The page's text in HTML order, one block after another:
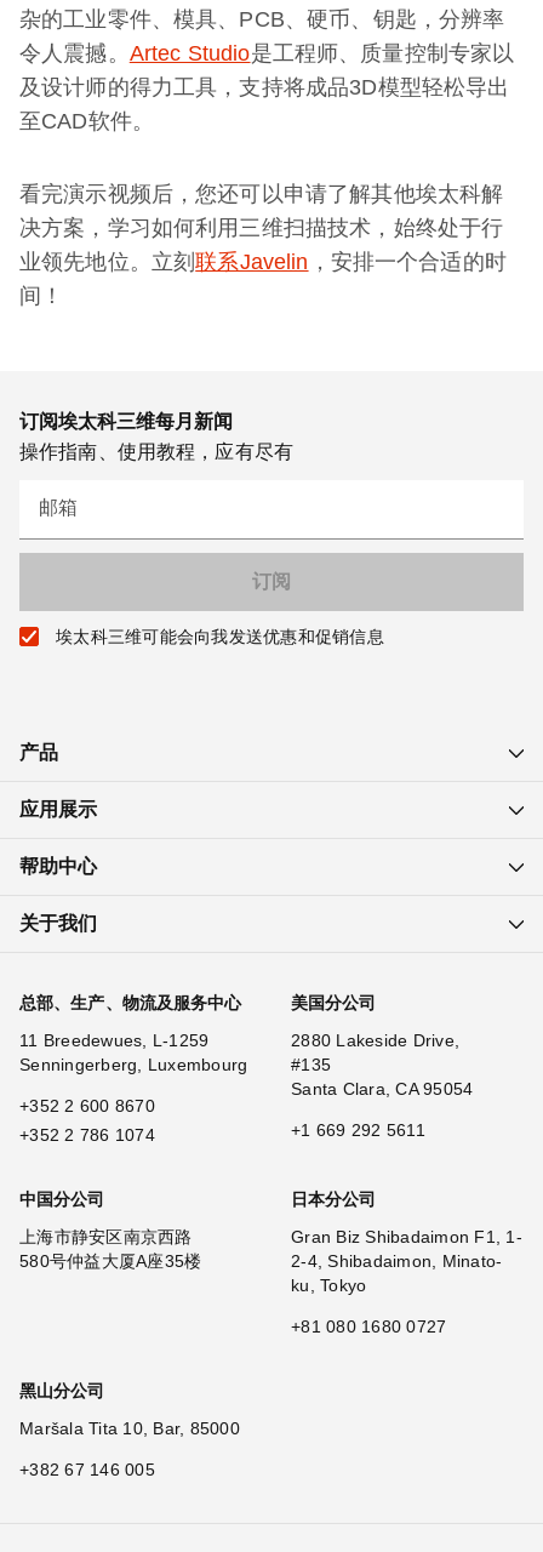
杂的工业零件、模具、PCB、硬币、钥匙，分辨率
令人震撼。 Artec Studio是工程师、质量控制专家以
及设计师的得力工具，支持将成品3D模型轻松导出
至CAD软件。
看完演示视频后，您还可以申请了解其他埃太科解
决方案，学习如何利用三维扫描技术，始终处于行
业领先地位。立刻联系Javelin ，安排一个合适的时
间！
订阅埃太科三维每月新闻
操作指南、使用教程，应有尽有
邮箱
埃太科三维可能会向我发送优惠和促销信息
产品
应用展示
帮助中心
关于我们
总部、生产、物流及服务中心
11 Breedewues, L-1259
Senningerberg, Luxembourg
+352 2 600 8670
+352 2 786 1074
美国分公司
2880 Lakeside Drive,
#135
Santa Clara, CA 95054
+1 669 292 5611
中国分公司
上海市静安区南京西路
580号仲益大厦A座35楼
日本分公司
Gran Biz Shibadaimon F1, 1-
2-4, Shibadaimon, Minato-
ku, Tokyo
+81 080 1680 0727
黑山分公司
Maršala Tita 10, Bar, 85000
+382 67 146 005